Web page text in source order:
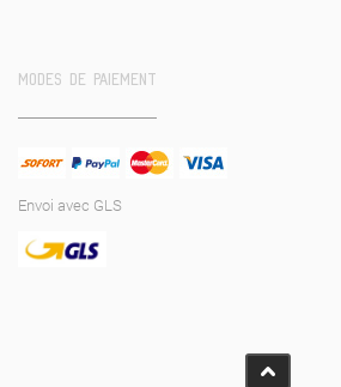
MODES DE PAIEMENT
Envoi avec GLS